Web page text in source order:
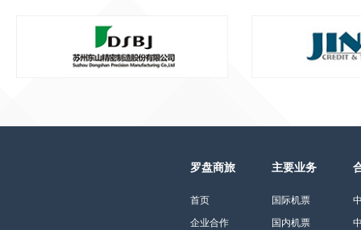
罗盘商旅 主要业务
首页
企业合作
国际机票
国内机票